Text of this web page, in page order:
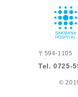
〒594-1105
Tel. 0725-
©